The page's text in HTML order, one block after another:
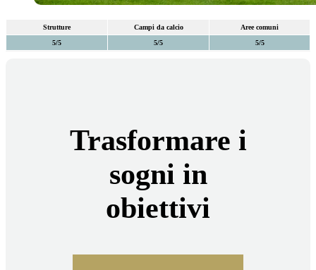
Strutture Campi da calcio
Aree comuni
5/5
5/5 5/5
Trasformare i
sogni in
obiettivi